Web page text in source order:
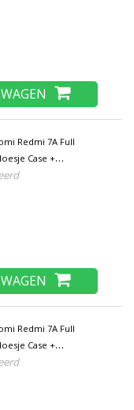
Redmi 7A Full
Case +
Glass Blauw
Redmi 7A Full
Case +
Glass Roze